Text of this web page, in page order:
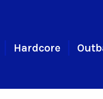
Hardcore